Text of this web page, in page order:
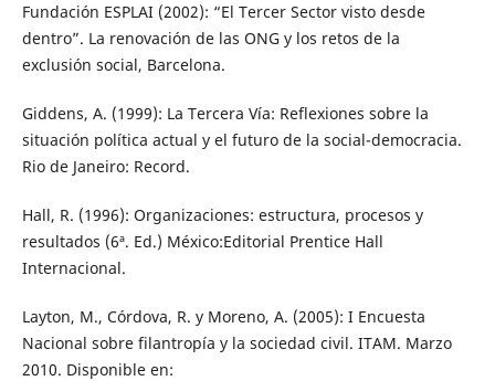
Fundación ESPLAI (2002): “El Tercer Sector visto desde
dentro”. La renovación de las ONG y los retos de la
exclusión social, Barcelona.
Giddens, A. (1999): La Tercera Vía: Reflexiones sobre la
situación política actual y el futuro de la social-democracia.
Rio de Janeiro: Record.
Hall, R. (1996): Organizaciones: estructura, procesos y
resultados (6ª. Ed.) México:Editorial Prentice Hall
Internacional.
Layton, M., Córdova, R. y Moreno, A. (2005): I Encuesta
Nacional sobre filantropía y la sociedad civil. ITAM. Marzo
2010. Disponible en: